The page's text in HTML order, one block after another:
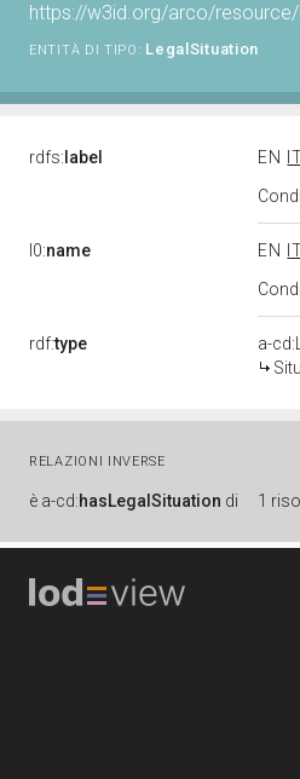
https://w3id.org/arco/
ENTITÀ DI TIPO: LegalSituation
rdfs: label EN
l0:name EN
rdf:type
a-
RELAZIONI INVERSE
è a-cd:hasLegalSituation di 1